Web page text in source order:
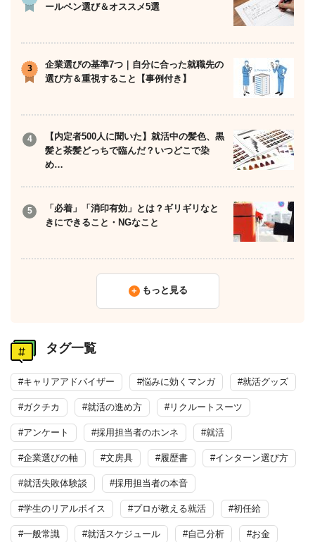
ールペン選び＆オススメ5選
企業選びの基準7つ｜自分に合った就職先の
選び方＆重視すること【事例付き】
【内定者500人に聞いた】就活中の髪色、黒
髪と茶髪どっちで臨んだ？いつどこで染
め…
「必着」「消印有効」とは？ギリギリなと
きにできること・NGなこと
もっと見る
タグ一覧
#キャリアアドバイザー #悩みに効くマンガ #就活グッズ
#ガクチカ #就活の進め方 #リクルートスーツ
#アンケート #採用担当者のホンネ #就活
#企業選びの軸 #文房具 #履歴書 #インターン選び方
#就活失敗体験談 #採用担当者の本音
#学生のリアルボイス #プロが教える就活 #初任給
#一般常識 #就活スケジュール #自己分析 #お金